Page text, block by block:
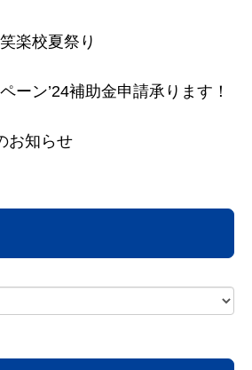
楽校夏祭り
ーン’24補助金申請承ります！
お知らせ